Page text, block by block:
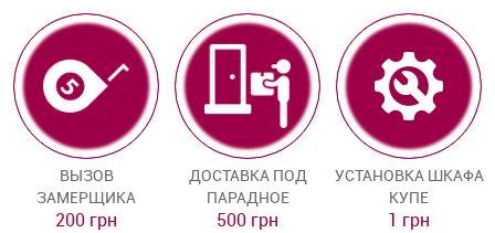
ВЫЗОВ
ЗАМЕРЩИКА
200 грн
ДОСТАВКА ПОД
ПАРАДНОЕ
500 грн
УСТАНОВКА ШКАФА
КУПЕ
1 грн